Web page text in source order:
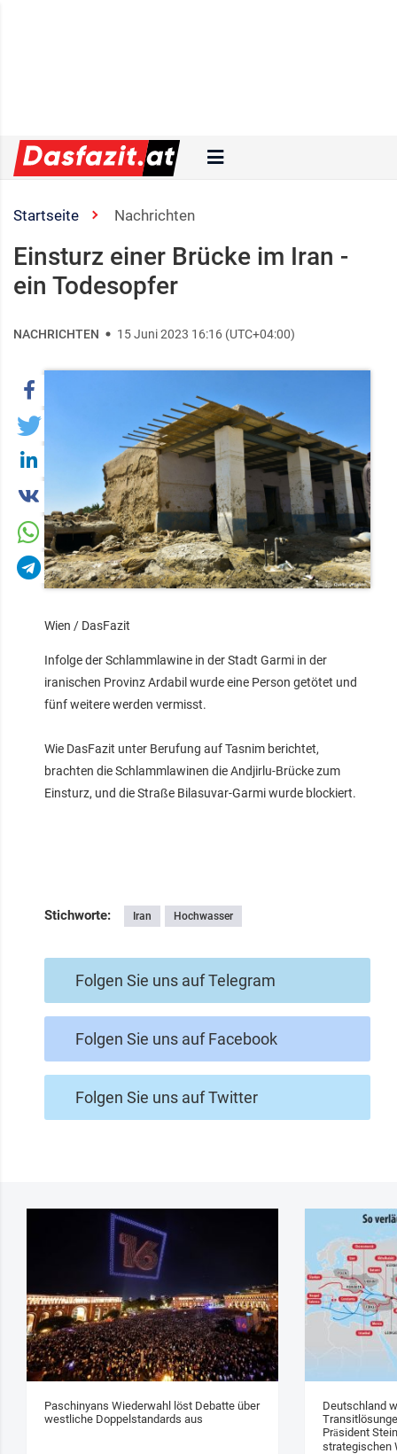
Startseite Nachrichten
Einsturz einer Brücke im Iran -
ein Todesopfer
NACHRICHTEN 15 Juni 2023 16:16 (UTC+04:00)
Wien / DasFazit
Infolge der Schlammlawine in der Stadt Garmi in der
iranischen Provinz Ardabil wurde eine Person getötet und
fünf weitere werden vermisst.
Wie DasFazit unter Berufung auf Tasnim berichtet,
brachten die Schlammlawinen die Andjirlu-Brücke zum
Einsturz, und die Straße Bilasuvar-Garmi wurde blockiert.
Stichworte: Iran Hochwasser
Folgen Sie uns auf Telegram
Folgen Sie uns auf Facebook
Folgen Sie uns auf Twitter
Paschinyans Wiederwahl löst Debatte über
westliche Doppelstandards aus
Deutschland
Präsident
strategischen